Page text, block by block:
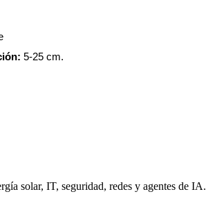
5-25 cm.
solar, IT, seguridad, redes y agentes de IA.